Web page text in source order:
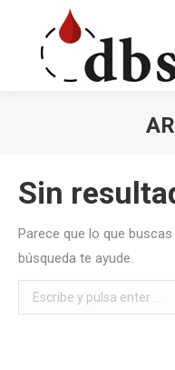
Sin
Parece que lo que
búsqueda te ayude.
Buscar: